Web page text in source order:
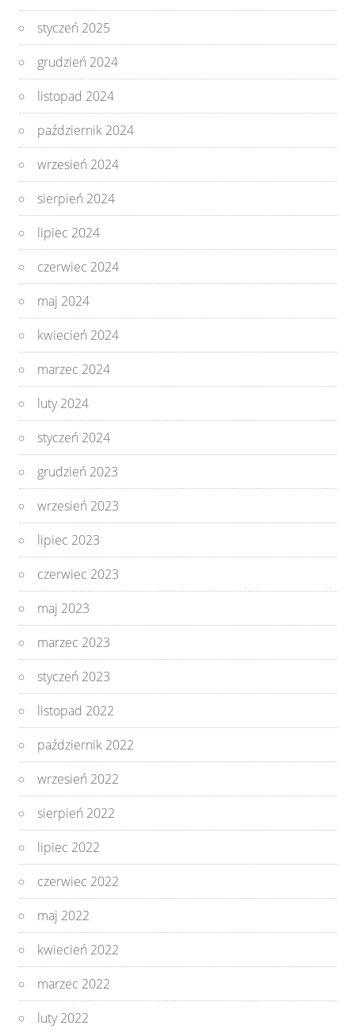
styczeń 2025
grudzień 2024
listopad 2024
październik 2024
wrzesień 2024
sierpień 2024
lipiec 2024
czerwiec 2024
maj 2024
kwiecień 2024
marzec 2024
luty 2024
styczeń 2024
grudzień 2023
wrzesień 2023
lipiec 2023
czerwiec 2023
maj 2023
marzec 2023
styczeń 2023
listopad 2022
październik 2022
wrzesień 2022
sierpień 2022
lipiec 2022
czerwiec 2022
maj 2022
kwiecień 2022
marzec 2022
luty 2022